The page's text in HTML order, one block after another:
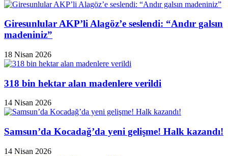
Giresunlular AKP’li Alagöz’e seslendi: “Andır galsın
madeniniz”
18 Nisan 2026
318 bin hektar alan madenlere verildi
14 Nisan 2026
Samsun’da Kocadağ’da yeni gelişme! Halk kazandı!
14 Nisan 2026